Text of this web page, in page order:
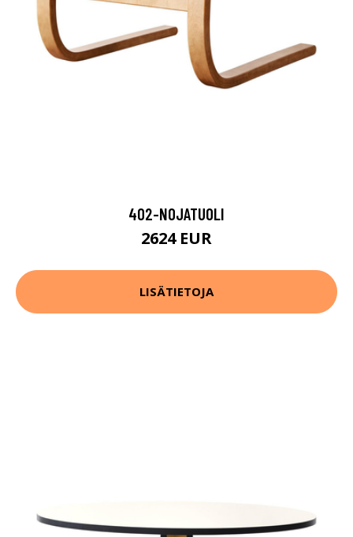
402-NOJATUOLI
2624 EUR
LISÄTIETOJA